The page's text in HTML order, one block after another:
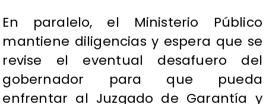
En paralelo, el Ministerio Público
mantiene diligencias y espera que se
revise el eventual desafuero del
gobernador para que pueda
enfrentar al Juzgado de Garantía y